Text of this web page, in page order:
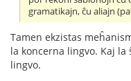
gramatikajn, ĉu aliajn
Tamen ekzistas
la koncerna lingvo. Kaj
lingvo.